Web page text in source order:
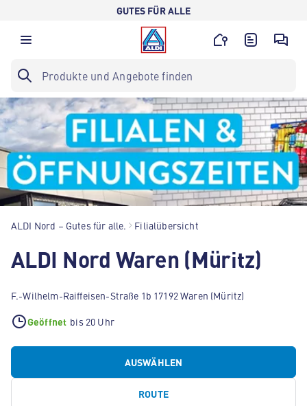
GUTES FÜR ALLE
ALDI Nord – Gutes für alle. Filialübersicht
ALDI Nord Waren (Müritz)
F.-Wilhelm-Raiffeisen-Straße 1b 17192 Waren (Müritz)
Geöffnet bis 20 Uhr
AUSWÄHLEN
ROUTE